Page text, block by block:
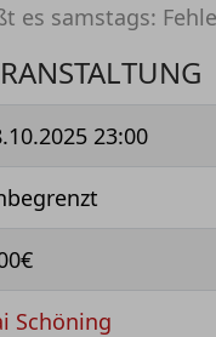
es samstags:
23:00
Schöning